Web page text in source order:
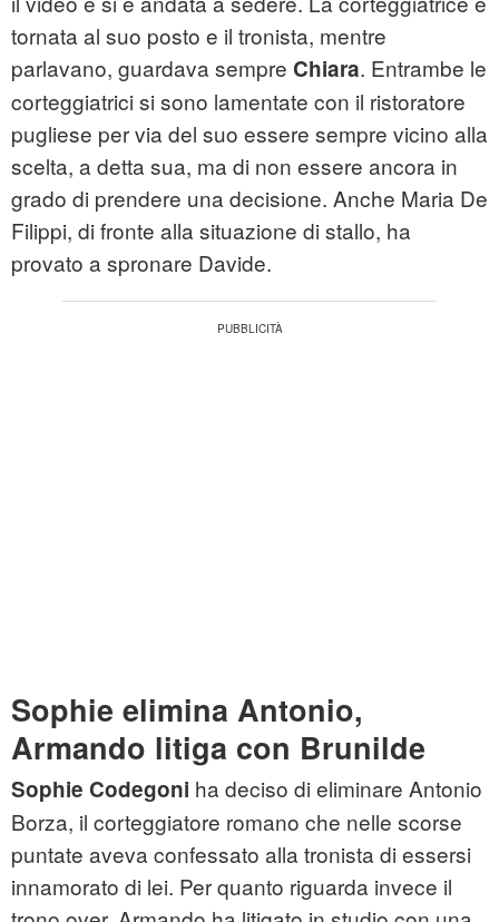
tornata al suo posto e il tronista, mentre
parlavano, guardava sempre Chiara. Entrambe le
corteggiatrici si sono lamentate con il ristoratore
pugliese per via del suo essere sempre vicino alla
scelta, a detta sua, ma di non essere ancora in
grado di prendere una decisione. Anche Maria De
Filippi, di fronte alla situazione di stallo, ha
provato a spronare Davide.
Sophie elimina Antonio,
Armando litiga con Brunilde
Sophie Codegoni ha deciso di eliminare Antonio
Borza, il corteggiatore romano che nelle scorse
puntate aveva confessato alla tronista di essersi
innamorato di lei. Per quanto riguarda invece il